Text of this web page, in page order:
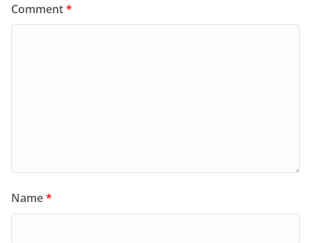
Comment*
Name*